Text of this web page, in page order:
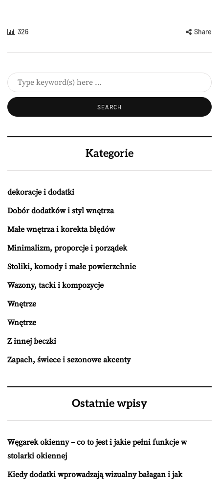
326 Share
Kategorie
dekoracje i dodatki
Dobór dodatków i styl wnętrza
Małe wnętrza i korekta błędów
Minimalizm, proporcje i porządek
Stoliki, komody i małe powierzchnie
Wazony, tacki i kompozycje
Wnętrze
Wnętrze
Z innej beczki
Zapach, świece i sezonowe akcenty
Ostatnie wpisy
Węgarek okienny – co to jest i jakie pełni funkcje w
stolarki okiennej
Kiedy dodatki wprowadzają wizualny bałagan i jak